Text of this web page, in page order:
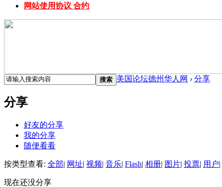
网站使用协议 合约
搜索 美国论坛德州华人网 › 分享
分享
好友的分享
我的分享
随便看看
按类型查看: 全部| 网址| 视频| 音乐| Flash| 相册| 图片| 投票| 用户|
现在还没分享